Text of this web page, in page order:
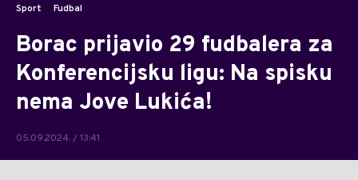
Sport Fudbal
Borac prijavio 29 fudbalera za
Konferencijsku ligu: Na spisku
nema Jove Lukića!
05.09.2024. / 13:41